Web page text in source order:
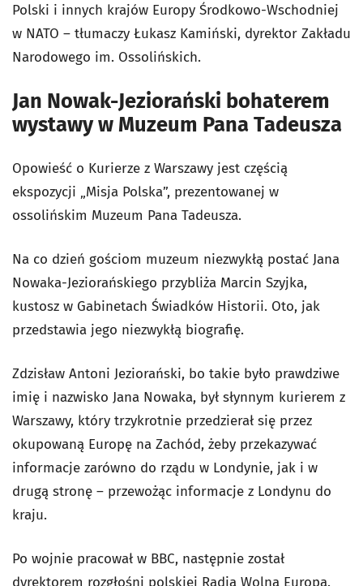
Polski i innych krajów Europy Środkowo-Wschodniej
w NATO – tłumaczy Łukasz Kamiński, dyrektor Zakładu
Narodowego im. Ossolińskich.
Jan Nowak-Jeziorański bohaterem
wystawy w Muzeum Pana Tadeusza
Opowieść o Kurierze z Warszawy jest częścią
ekspozycji „Misja Polska”, prezentowanej w
ossolińskim Muzeum Pana Tadeusza.
Na co dzień gościom muzeum niezwykłą postać Jana
Nowaka-Jeziorańskiego przybliża Marcin Szyjka,
kustosz w Gabinetach Świadków Historii. Oto, jak
przedstawia jego niezwykłą biografię.
Zdzisław Antoni Jeziorański, bo takie było prawdziwe
imię i nazwisko Jana Nowaka, był słynnym kurierem z
Warszawy, który trzykrotnie przedzierał się przez
okupowaną Europę na Zachód, żeby przekazywać
informacje zarówno do rządu w Londynie, jak i w
drugą stronę – przewożąc informacje z Londynu do
kraju.
Po wojnie pracował w BBC, następnie został
dyrektorem rozgłośni polskiej Radia Wolna Europa.